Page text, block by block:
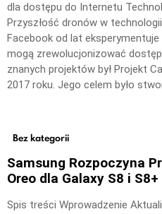
dla dostępu do Internetu
Przyszłość dronów w
Facebook od lat
mogą zrewolucjonizować
znanych projektów był Projekt
2017 roku. Jego celem było
Bez kategorii
Samsung Rozpoczyna
Oreo dla Galaxy S8 i S8+
Spis treści Wprowadzenie